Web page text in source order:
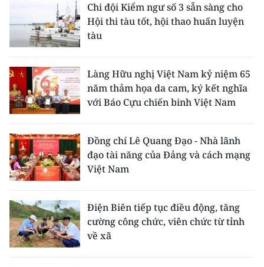
Chi đội Kiểm ngư số 3 sẵn sàng cho
Hội thi tàu tốt, hội thao huấn luyện
tàu
Làng Hữu nghị Việt Nam kỷ niệm 65
năm thảm họa da cam, ký kết nghĩa
với Báo Cựu chiến binh Việt Nam
Đồng chí Lê Quang Đạo - Nhà lãnh
đạo tài năng của Đảng và cách mạng
Việt Nam
Điện Biên tiếp tục điều động, tăng
cường công chức, viên chức từ tỉnh
về xã